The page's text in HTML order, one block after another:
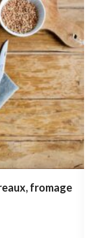
fromage